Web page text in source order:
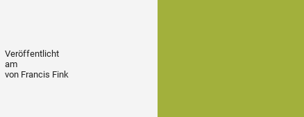
Veröffentlicht
am
von Francis Fink